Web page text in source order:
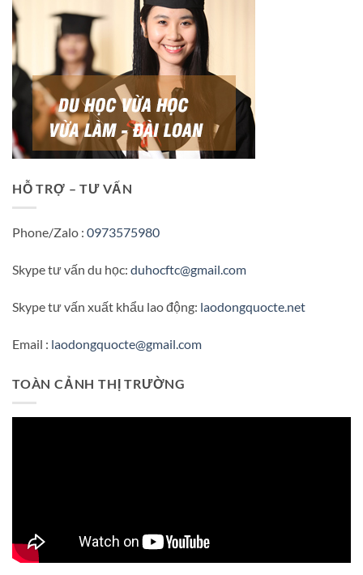
HỖ TRỢ – TƯ VẤN
Phone/Zalo : 0973575980
Skype tư vấn du học: duhocftc@gmail.com
Skype tư vấn xuất khẩu lao động: laodongquocte.net
Email : laodongquocte@gmail.com
TOÀN CẢNH THỊ TRƯỜNG